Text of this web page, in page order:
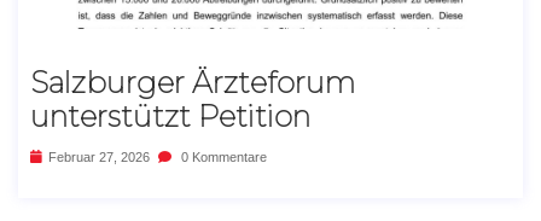
Salzburger Ärzteforum
unterstützt Petition
Februar 27, 2026 0 Kommentare